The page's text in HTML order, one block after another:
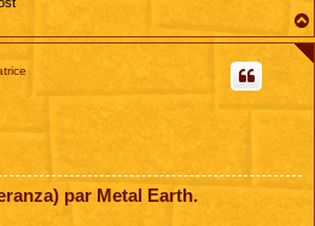
par Metal Earth.